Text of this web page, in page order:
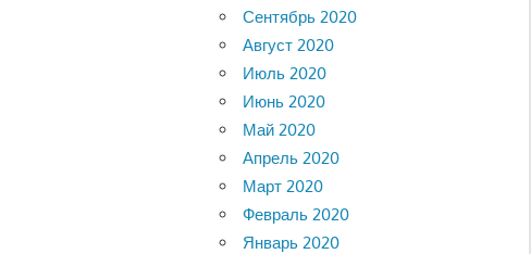
Сентябрь 2020
Август 2020
Июль 2020
Июнь 2020
Май 2020
Апрель 2020
Март 2020
Февраль 2020
Январь 2020